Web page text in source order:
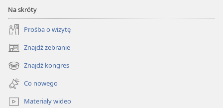
Na skróty
Prośba o wizytę
Znajdź zebranie
(opens
new
window)
Znajdź kongres
(opens
new
window)
Co nowego
Materiały wideo